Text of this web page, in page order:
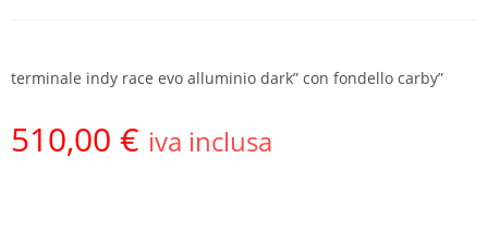
terminale indy race evo alluminio dark” con fondello carby”
510,00 € iva inclusa